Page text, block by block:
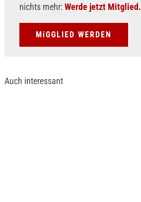
nichts mehr: Werde jetzt Mitglied.
MiGGLIED WERDEN
Auch interessant